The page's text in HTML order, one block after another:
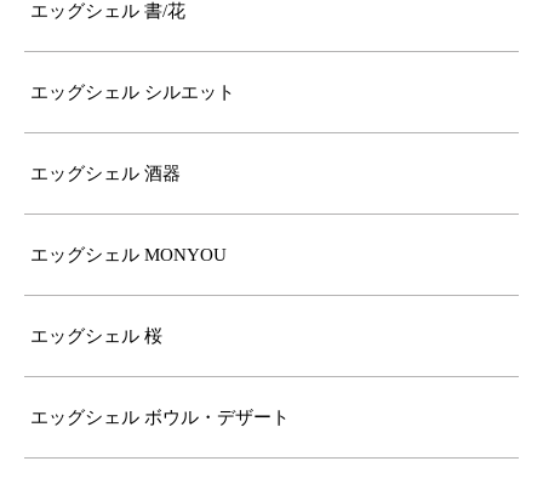
エッグシェル 書/花
エッグシェル シルエット
エッグシェル 酒器
エッグシェル MONYOU
エッグシェル 桜
エッグシェル ボウル・デザート